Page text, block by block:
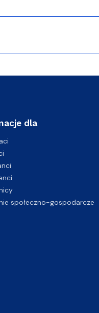
dla
społeczno-gospodarcze